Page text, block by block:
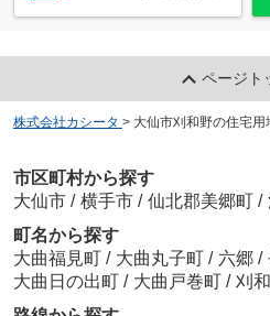
ページト
株式会社カシータ > 大仙市刈和野の住宅用
市区町村から探す
大仙市 / 横手市 / 仙北郡美郷町 /
町名から探す
大曲福見町 / 大曲丸子町 / 六郷 /
大曲日の出町 / 大曲戸巻町 / 刈